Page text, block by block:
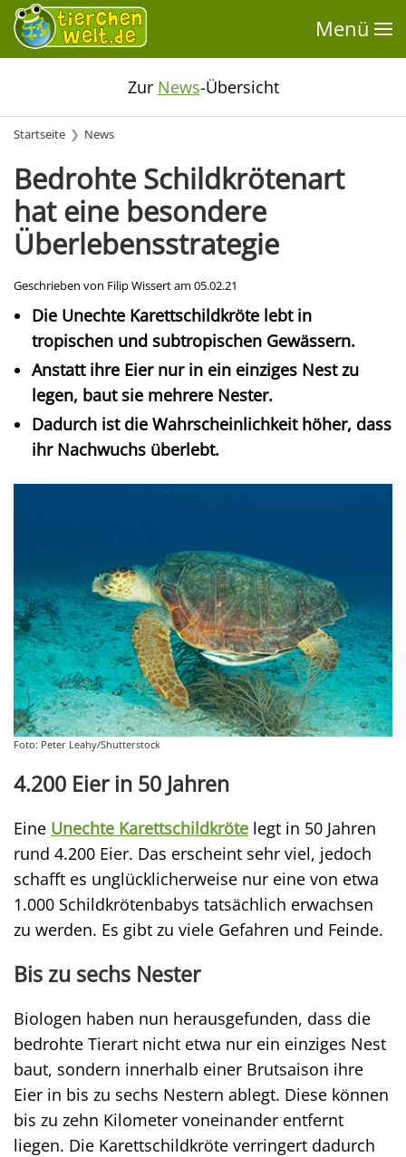
Menü
Zur News-Übersicht
Startseite News
Bedrohte Schildkrötenart
hat eine besondere
Überlebensstrategie
Geschrieben von Filip Wissert am 05.02.21
Die Unechte Karettschildkröte lebt in
tropischen und subtropischen Gewässern.
Anstatt ihre Eier nur in ein einziges Nest zu
legen, baut sie mehrere Nester.
Dadurch ist die Wahrscheinlichkeit höher, dass
ihr Nachwuchs überlebt.
Foto: Peter Leahy/Shutterstock
4.200 Eier in 50 Jahren
Eine Unechte Karettschildkröte legt in 50 Jahren
rund 4.200 Eier. Das erscheint sehr viel, jedoch
schafft es unglücklicherweise nur eine von etwa
1.000 Schildkrötenbabys tatsächlich erwachsen
zu werden. Es gibt zu viele Gefahren und Feinde.
Bis zu sechs Nester
Biologen haben nun herausgefunden, dass die
bedrohte Tierart nicht etwa nur ein einziges Nest
baut, sondern innerhalb einer Brutsaison ihre
Eier in bis zu sechs Nestern ablegt. Diese können
bis zu zehn Kilometer voneinander entfernt
liegen. Die Karettschildkröte verringert dadurch